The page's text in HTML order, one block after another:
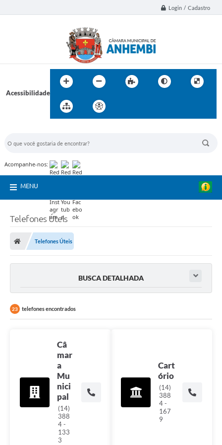
Login / Cadastro
Acessibilidade
Acompanhe-nos:
MENU
Telefones Úteis
Telefones Úteis
BUSCA DETALHADA
23 telefones encontrados
Câ
mar
a
Mu
nici
pal
(14)
388
4 -
133
3
Cart
ório
(14)
388
4 -
167
9